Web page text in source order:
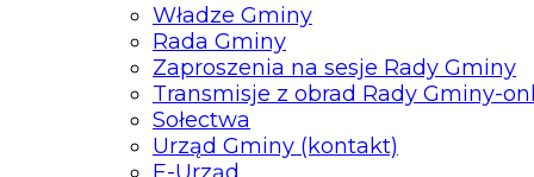
Władze Gminy
Rada Gminy
Zaproszenia na sesje Rady Gminy
Transmisje z obrad Rady Gminy-
Sołectwa
Urząd Gminy (kontakt)